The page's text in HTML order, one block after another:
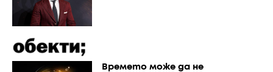
Времето може да не